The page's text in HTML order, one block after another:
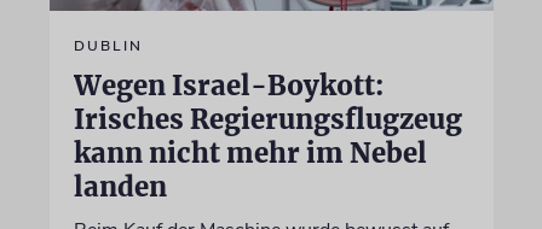
DUBLIN
Wegen Israel-Boykott:
Irisches Regierungsflugzeug
kann nicht mehr im Nebel
landen